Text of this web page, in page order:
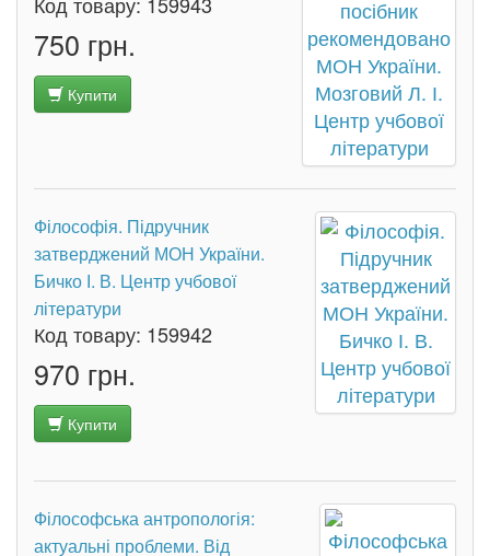
750 грн.
Купити
Філософія. Підручник
затверджений МОН України.
Бичко І. В. Центр учбової
літератури
Код товару: 159942
970 грн.
Купити
Філософська антропологія:
актуальні проблеми. Від